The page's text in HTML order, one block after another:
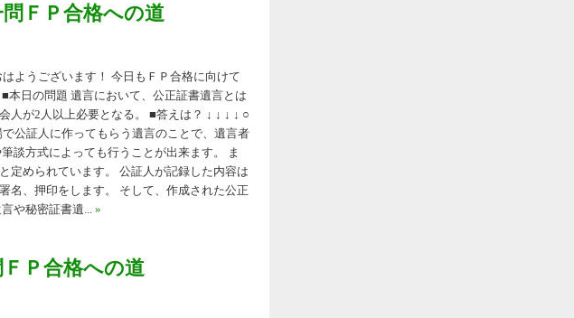
ＦＰ合格への道
ようございます！ 今日もＦＰ合格に向けて
本日の問題 遺言において、公正証書遺言とは
人が2人以上必要となる。 ■答えは？ ↓ ↓ ↓ ↓ ○
公証人に作ってもらう遺言のことで、遺言者
談方式によっても行うことが出来ます。 ま
定められています。 公証人が記録した内容は
名、押印をします。 そして、作成された公正
や秘密証書遺... »
Ｐ合格への道